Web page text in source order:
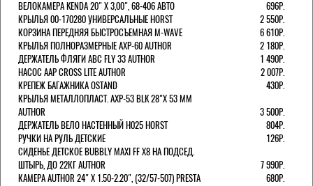
ВЕЛОКАМЕРА KENDA 20" Х 3,00", 68-406 АВТО
696Р.
КРЫЛЬЯ 00-170280 УНИВЕРСАЛЬНЫЕ HORST
2 550Р.
КОРЗИНА ПЕРЕДНЯЯ БЫСТРОСЪЕМНАЯ M-WAVE
6 610Р.
КРЫЛЬЯ ПОЛНОРАЗМЕРНЫЕ AXP-60 AUTHOR
2 180Р.
ДЕРЖАТЕЛЬ ФЛЯГИ АВС FLY 33 AUTHOR
1 490Р.
НАСОС AAP CROSS LITE AUTHOR
2 007Р.
КРЕПЕЖ БАГАЖНИКА OSTAND
430Р.
КРЫЛЬЯ МЕТАЛЛОПЛАСТ. AXP-53 BLK 28"Х 53 ММ
AUTHOR
3 500Р.
ДЕРЖАТЕЛЬ ВЕЛО НАСТЕННЫЙ H025 HORST
804Р.
РУЧКИ НА РУЛЬ ДЕТСКИЕ
126Р.
СИДЕНЬЕ ДЕТСКОЕ BUBBLY MAXI FF X8 НА ПОДСЕД.
ШТЫРЬ, ДО 22КГ AUTHOR
7 990Р.
КАМЕРА AUTHOR 24" Х 1.50-2.20", (32/57-507) PRESTA
680Р.